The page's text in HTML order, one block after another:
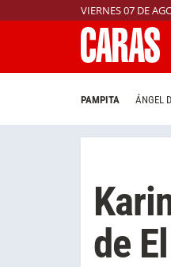
VIERNES 07 DE
PAMPITA ÁNGEL
de